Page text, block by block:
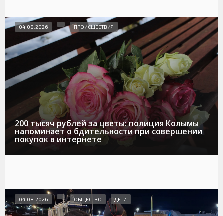
200 тысяч рублей за цветы: полиция Колымы
напоминает о бдительности при совершении
покупок в интернете
04.08.2026 ПРОИСШЕСТВИЯ
04.08.2026 ОБЩЕСТВО ДЕТИ